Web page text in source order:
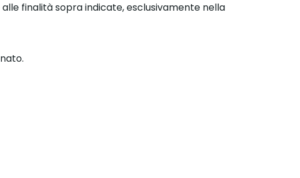
finalità sopra indicate, esclusivamente nella